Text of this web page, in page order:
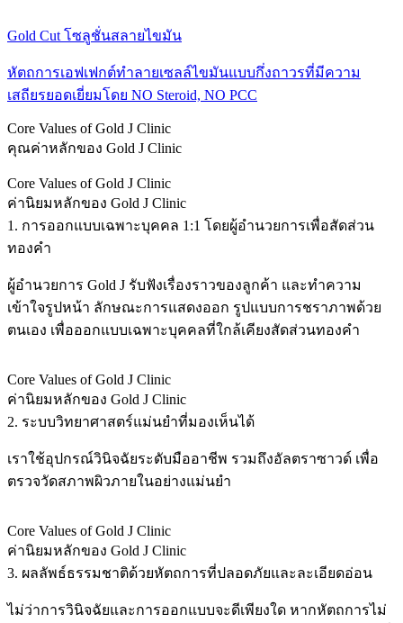
Gold Cut โซลูชั่นสลายไขมัน
หัตถการเอฟเฟกต์ทำลายเซลล์ไขมันแบบกึ่งถาวรที่มีความ
เสถียรยอดเยี่ยมโดย NO Steroid, NO PCC
Core Values of Gold J Clinic
คุณค่าหลักของ Gold J Clinic
Core Values of Gold J Clinic
ค่านิยมหลักของ Gold J Clinic
1. การออกแบบเฉพาะบุคคล 1:1 โดยผู้อำนวยการเพื่อสัดส่วน
ทองคำ
ผู้อำนวยการ Gold J รับฟังเรื่องราวของลูกค้า และทำความ
เข้าใจรูปหน้า ลักษณะการแสดงออก รูปแบบการชราภาพด้วย
ตนเอง เพื่อออกแบบเฉพาะบุคคลที่ใกล้เคียงสัดส่วนทองคำ
Core Values of Gold J Clinic
ค่านิยมหลักของ Gold J Clinic
2. ระบบวิทยาศาสตร์แม่นยำที่มองเห็นได้
เราใช้อุปกรณ์วินิจฉัยระดับมืออาชีพ รวมถึงอัลตราซาวด์ เพื่อ
ตรวจวัดสภาพผิวภายในอย่างแม่นยำ
Core Values of Gold J Clinic
ค่านิยมหลักของ Gold J Clinic
3. ผลลัพธ์ธรรมชาติด้วยหัตถการที่ปลอดภัยและละเอียดอ่อน
ไม่ว่าการวินิจฉัยและการออกแบบจะดีเพียงใด หากหัตถการไม่